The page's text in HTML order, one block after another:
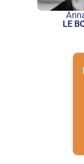
LE